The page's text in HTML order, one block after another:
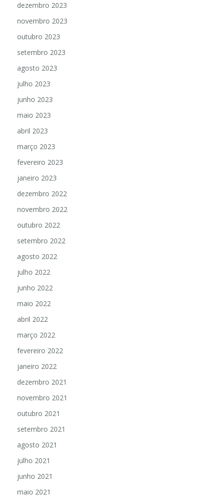
dezembro 2023
novembro 2023
outubro 2023
setembro 2023
agosto 2023
julho 2023
junho 2023
maio 2023
abril 2023
março 2023
fevereiro 2023
janeiro 2023
dezembro 2022
novembro 2022
outubro 2022
setembro 2022
agosto 2022
julho 2022
junho 2022
maio 2022
abril 2022
março 2022
fevereiro 2022
janeiro 2022
dezembro 2021
novembro 2021
outubro 2021
setembro 2021
agosto 2021
julho 2021
junho 2021
maio 2021